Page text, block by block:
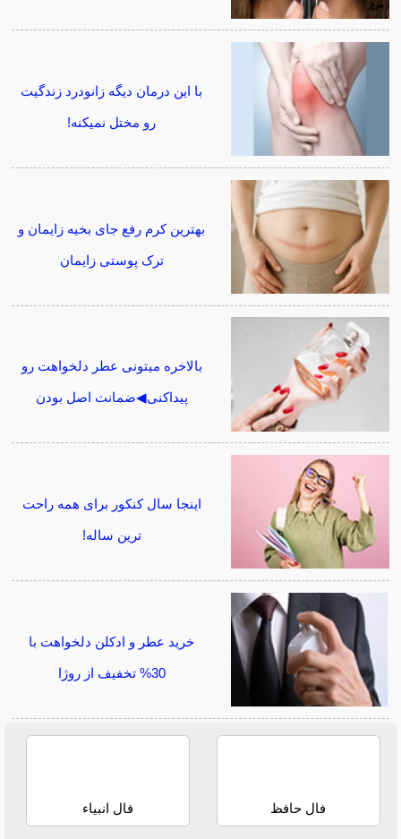
با این درمان دیگه زانودرد زندگیت
رو مختل نمیکنه!
بهترین کرم رفع جای بخیه زایمان و
ترک پوستی زایمان
بالاخره میتونی عطر دلخواهت رو
پیداکنی◀ضمانت اصل بودن
اینجا سال کنکور برای همه راحت
ترین ساله!
خرید عطر و ادکلن دلخواهت با
30% تخفیف از روژا
فال حافظ فال انبیاء